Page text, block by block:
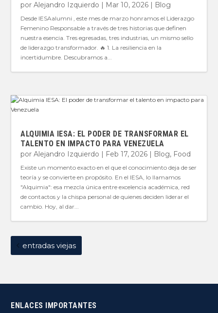
porAlejandro Izquierdo Mar 10, 2026 Blog
Desde IESAalumni , este mes de marzo honramos el Liderazgo
Femenino Responsable a través de tres historias que definen
nuestra esencia. Tres egresadas, tres industrias, un mismo sello
de liderazgo transformador. 🔥 1. La resiliencia en la
incertidumbre. Descubramos a...
ALQUIMIA IESA: EL PODER DE TRANSFORMAR EL
TALENTO EN IMPACTO PARA VENEZUELA
porAlejandro Izquierdo | Feb 17, 2026 | Blog, Food
Existe un momento exacto en el que el conocimiento deja de ser
teoría y se convierte en propósito. En el IESA, lo llamamos
"Alquimia": esa mezcla única entre excelencia académica, red
de contactos y la chispa personal de quienes deciden liderar el
cambio. Hoy, al dar...
entradas viejas
ENLACES IMPORTANTES